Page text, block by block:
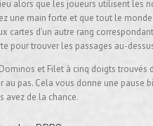
alors que les joueurs utilisent
une main forte et que tout le monde
cartes d’un autre rang
pour trouver les passages au-
et Filet à cinq doigts
au pas. Cela vous donne une pause
avez de la chance.